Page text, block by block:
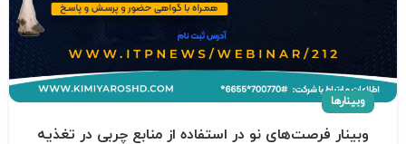
وبینار‌ها
وبینار فرصت‌های نو در استفاده از منابع چربی در تغذیه